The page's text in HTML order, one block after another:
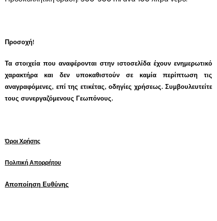
Προσοχή!
Τα στοιχεία που αναφέρονται στην ιστοσελίδα έχουν ενημερωτικό
χαρακτήρα και δεν υποκαθιστούν σε καμία περίπτωση τις
αναγραφόμενες, επί της ετικέτας, οδηγίες χρήσεως. Συμβουλευτείτε
τους συνεργαζόμενους Γεωπόνους.
Όροι Χρήσης
Πολιτική Απορρήτου
Αποποίηση Ευθύνης